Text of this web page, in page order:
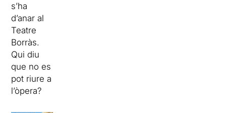
s’ha
d’anar al
Teatre
Borràs.
Qui diu
que no es
pot riure a
l’òpera?